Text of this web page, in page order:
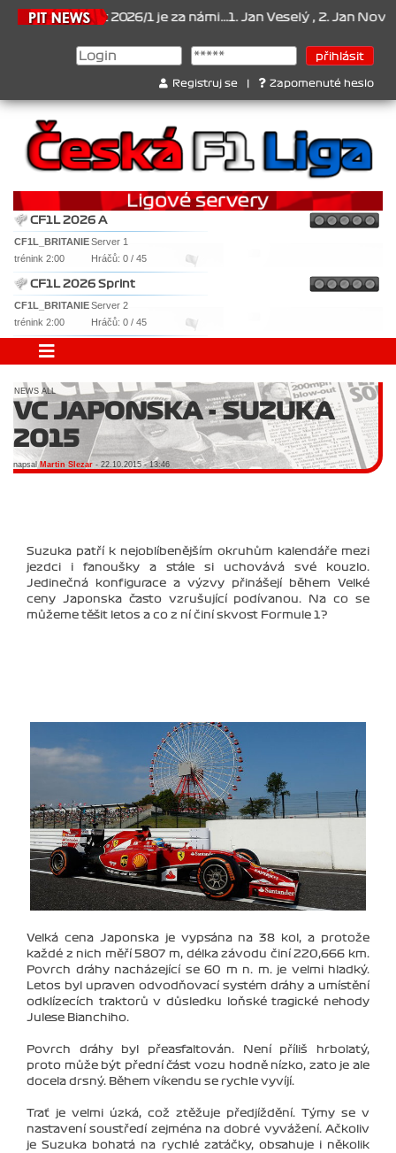
2026/1 je za námi...1. Jan Veselý , 2. Jan Nováček , 3.
Registruj se Zapomenuté heslo
CF1L 2026 A
CF1L_BRITANIEServer 1
trénink 2:00
Hráčů: 0 / 45
CF1L 2026 Sprint
CF1L_BRITANIEServer 2
trénink 2:00
Hráčů: 0 / 45
NEWS ALL
VC JAPONSKA - SUZUKA
2015
napsalMartin Slezar - 22.10.2015 - 13:46
Suzuka patří k nejoblíbenějším okruhům kalendáře mezi
jezdci i fanoušky a stále si uchovává své kouzlo.
Jedinečná konfigurace a výzvy přinášejí během Velké
ceny Japonska často vzrušující podívanou. Na co se
můžeme těšit letos a co z ní činí skvost Formule 1?
Velká cena Japonska je vypsána na 38 kol, a protože
každé z nich měří 5807 m, délka závodu činí 220,666 km.
Povrch dráhy nacházející se 60 m n. m. je velmi hladký.
Letos byl upraven odvodňovací systém dráhy a umístění
odklízecích traktorů v důsledku loňské tragické nehody
Julese Bianchiho.
Povrch dráhy byl přeasfaltován. Není příliš hrbolatý,
proto může být přední část vozu hodně nízko, zato je ale
docela drsný. Během víkendu se rychle vyvíjí.
Trať je velmi úzká, což ztěžuje předjíždění. Týmy se v
nastavení soustředí zejména na dobré vyvážení. Ačkoliv
je Suzuka bohatá na rychlé zatáčky, obsahuje i několik